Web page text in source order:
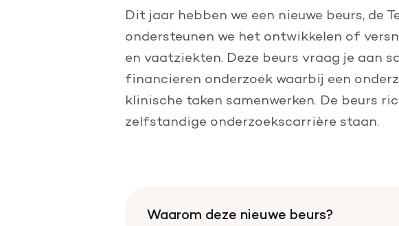
Dit jaar hebben we een nieuwe beurs, de
ondersteunen we het ontwikkelen of
en vaatziekten. Deze beurs vraag je aan
financieren onderzoek waarbij een
klinische taken samenwerken. De beurs
zelfstandige onderzoekscarrière staan.
Waarom deze nieuwe beurs?